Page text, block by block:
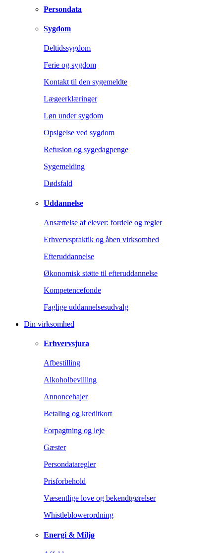
Persondata
Sygdom
Deltidssygdom
Ferie og sygdom
Kontakt til den sygemeldte
Lægeerklæringer
Løn under sygdom
Opsigelse ved sygdom
Refusion og sygedagpenge
Sygemelding
Dødsfald
Uddannelse
Ansættelse af elever: fordele og regler
Erhvervspraktik og åben virksomhed
Efteruddannelse
Økonomisk støtte til efteruddannelse
Kompetencefonde
Faglige uddannelsesudvalg
Din virksomhed
Erhvervsjura
Afbestilling
Alkoholbevilling
Annoncehajer
Betaling og kreditkort
Forpagtning og leje
Gæster
Persondataregler
Prisforbehold
Væsentlige love og bekendtgørelser
Whistleblowerordning
Energi & Miljø